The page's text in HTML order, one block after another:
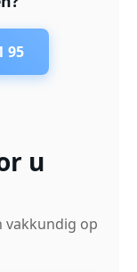
95
u
vakkundig op